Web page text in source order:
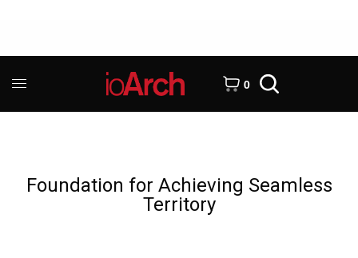
0
Foundation for Achieving Seamless
Territory